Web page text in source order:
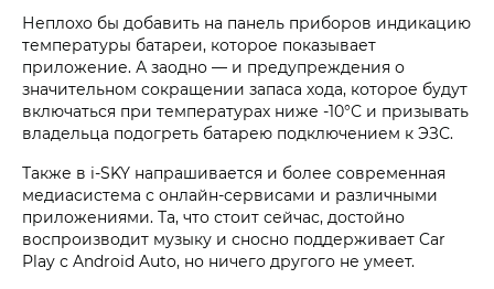
Неплохо бы добавить на панель приборов индикацию
температуры батареи, которое показывает
приложение. А заодно — и предупреждения о
значительном сокращении запаса хода, которое будут
включаться при температурах ниже -10°С и призывать
владельца подогреть батарею подключением к ЭЗС.
Также в i‑SKY напрашивается и более современная
медиасистема с онлайн-сервисами и различными
приложениями. Та, что стоит сейчас, достойно
воспроизводит музыку и сносно поддерживает Car
Play с Android Auto, но ничего другого не умеет.